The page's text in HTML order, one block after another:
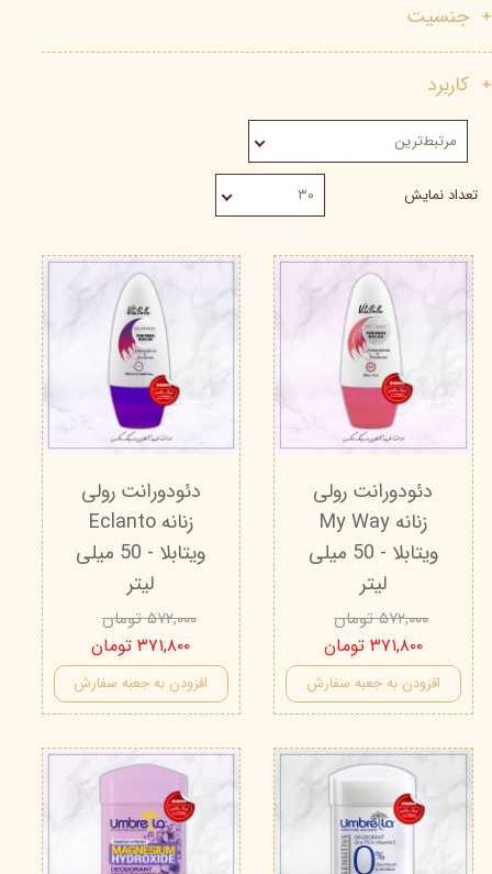
جنسیت
کاربرد
مرتبط‌ترین
تعداد نمایش ۳۰
دئودورانت رولی
زنانه My Way
ویتابلا - 50 میلی
لیتر
۵۷۲,۰۰۰ تومان
۳۷۱,۸۰۰ تومان
افزودن به جعبه سفارش
دئودورانت رولی
زنانه Eclanto
ویتابلا - 50 میلی
لیتر
۵۷۲,۰۰۰ تومان
۳۷۱,۸۰۰ تومان
افزودن به جعبه سفارش